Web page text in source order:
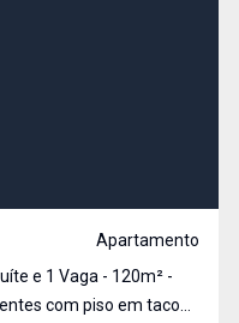
Apartamento
e 1 Vaga - 120m² -